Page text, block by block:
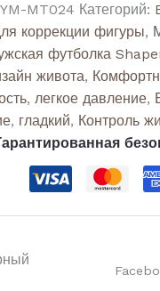
YM-MT024 Категорий:
коррекции фигуры,
футболка
живота,
, легкое давление,
, гладкий, Контроль